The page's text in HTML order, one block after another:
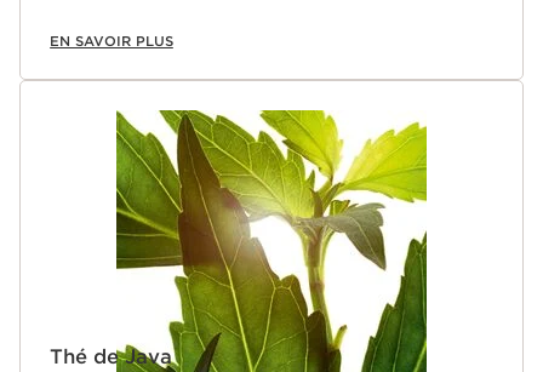
EN SAVOIR PLUS
Thé de Java